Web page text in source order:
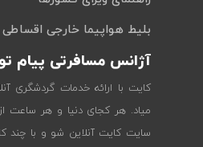
بلیط هواپیما خارجی اقساطی
آژانس مسافرتی پیام
کایت با ارائه خدمات گردشگری
میاد. هر کجای دنیا و هر ساعت
سایت کایت آنلاین شو و با چند